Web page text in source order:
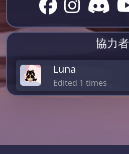
協力者
Luna
Edited 1 times